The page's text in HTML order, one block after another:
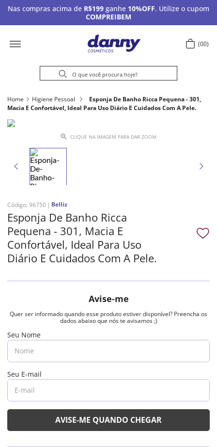
Nas compras acima de R$199 ganhe 10%OFF. Utilize o cupom
COMPREIBEM
00
Home Higiene Pessoal
Esponja De Banho Ricca Pequena - 301,
Macia E Confortável, Ideal Para Uso Diário E Cuidados Com A Pele.
CLIQUE NA IMAGEM PARA DAR ZOOM
Código: 96750 Belliz
Esponja De Banho Ricca
Pequena - 301, Macia E
Confortável, Ideal Para Uso
Diário E Cuidados Com A Pele.